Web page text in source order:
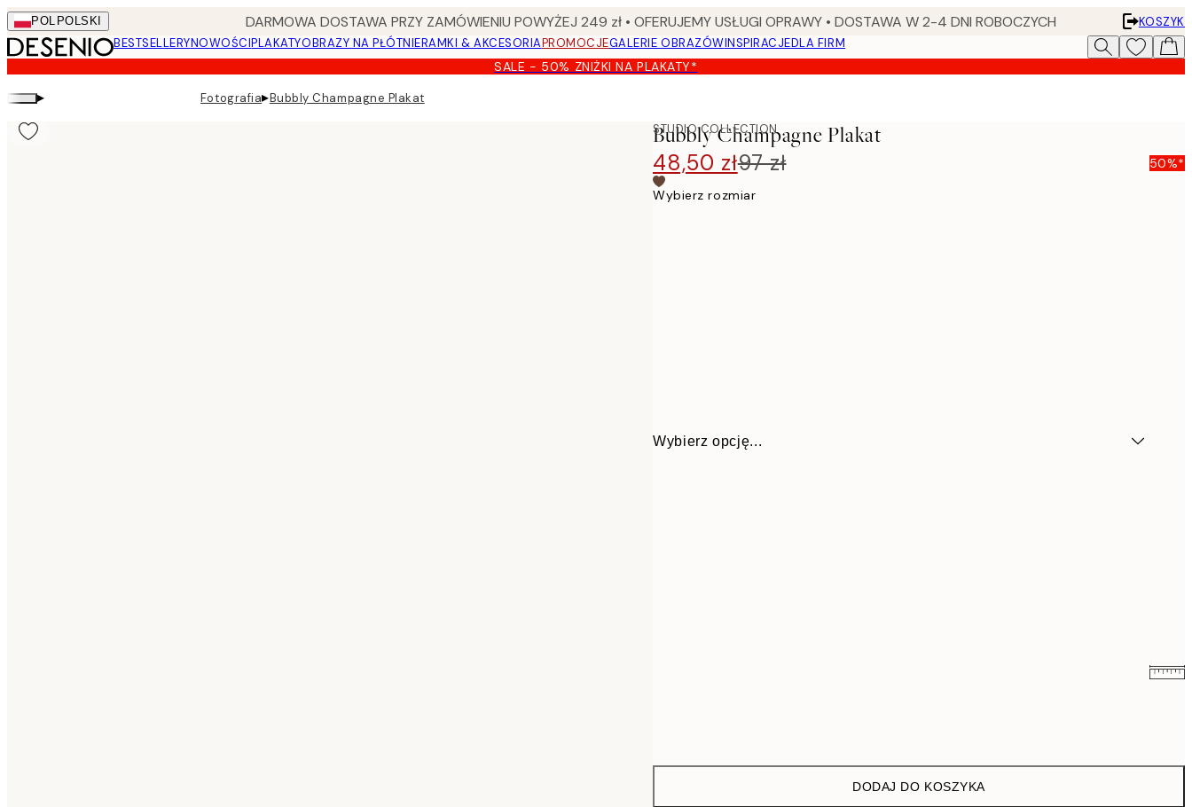
Skip
to
main
content.
POL POLSKI DARMOWA DOSTAWA PRZY ZAMÓWIENIU POWYŻEJ 249 zł • OFERUJEMY USŁUGI OPRAWY • DOSTAWA W 2-4 DNI ROBOCZYCH
KOSZYK
BESTSELLERYNOWOŚCIPLAKATYOBRAZY NA PŁÓTNIERAMKI & AKCESORIAPROMOCJEGALERIE OBRAZÓWINSPIRACJEDLA FIRM
SALE - 50% ZNIŻKI NA PLAKATY*
▸ Fotografia▸Bubbly Champagne Plakat
STUDIO COLLECTION
Bubbly Champagne Plakat
48,50 zł97 zł 50%*
Wybierz rozmiar
Wybierz opcję...
152 zł
DODAJ DO KOSZYKA